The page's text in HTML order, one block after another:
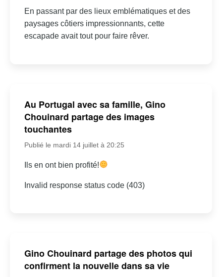
En passant par des lieux emblématiques et des
paysages côtiers impressionnants, cette
escapade avait tout pour faire rêver.
Au Portugal avec sa famille, Gino
Chouinard partage des images
touchantes
Publié le mardi 14 juillet à 20:25
Ils en ont bien profité!
Invalid response status code (403)
Gino Chouinard partage des photos qui
confirment la nouvelle dans sa vie